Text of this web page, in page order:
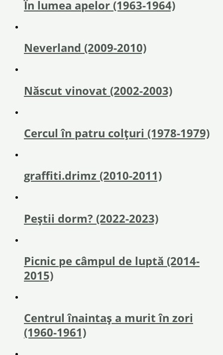
În lumea apelor (1963-1964)
Neverland (2009-2010)
Născut vinovat (2002-2003)
Cercul în patru colțuri (1978-1979)
graffiti.drimz (2010-2011)
Peștii dorm? (2022-2023)
Picnic pe câmpul de luptă (2014-
2015)
Centrul înaintaş a murit în zori
(1960-1961)